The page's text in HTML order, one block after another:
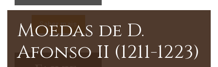
Saber mais
Moedas de D.
Afonso II (1211-1223)